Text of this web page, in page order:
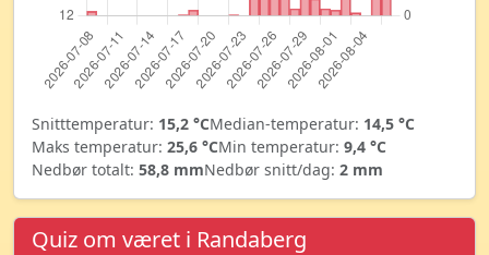
Snitttemperatur: 15,2 °CMedian-temperatur: 14,5 °C
Maks temperatur: 25,6 °CMin temperatur: 9,4 °C
Nedbør totalt: 58,8 mmNedbør snitt/dag: 2 mm
Quiz om været i Randaberg